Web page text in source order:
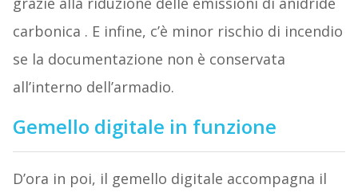
carbonica . E infine, c’è minor rischio di incendio
se la documentazione non è conservata
all’interno dell’armadio.
Gemello digitale in funzione
D’ora in poi, il gemello digitale accompagna il